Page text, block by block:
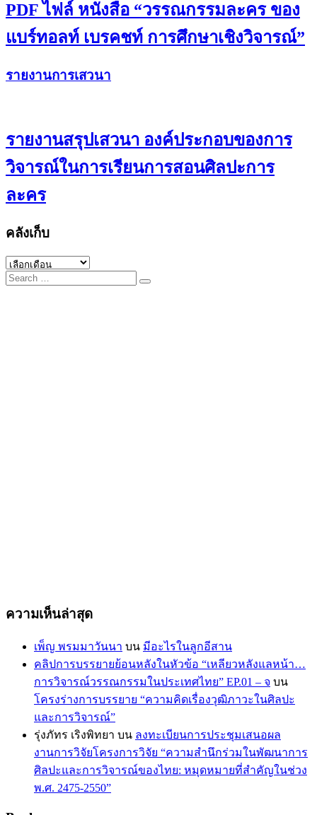
PDF ไฟล์ หนังสือ “วรรณกรรมละคร ของ
แบร์ทอลท์ เบรคชท์ การศึกษาเชิงวิจารณ์”
รายงานการเสวนา
รายงานสรุปเสวนา องค์ประกอบของการ
วิจารณ์ในการเรียนการสอนศิลปะการ
ละคร
คลังเก็บ
คลัง
เก็บ
Search
for:
ความเห็นล่าสุด
เพ็ญ พรมมาวันนา บน มีอะไรในลูกอีสาน
คลิปการบรรยายย้อนหลังในหัวข้อ “เหลียวหลังแลหน้า…
การวิจารณ์วรรณกรรมในประเทศไทย” EP.01 – จ บน
โครงร่างการบรรยาย “ความคิดเรื่องวุฒิภาวะในศิลปะ
และการวิจารณ์”
รุ่งภัทร เริงพิทยา บน ลงทะเบียนการประชุมเสนอผล
งานการวิจัยโครงการวิจัย “ความสำนึกร่วมในพัฒนาการ
ศิลปะและการวิจารณ์ของไทย: หมุดหมายที่สำคัญในช่วง
พ.ศ. 2475-2550”